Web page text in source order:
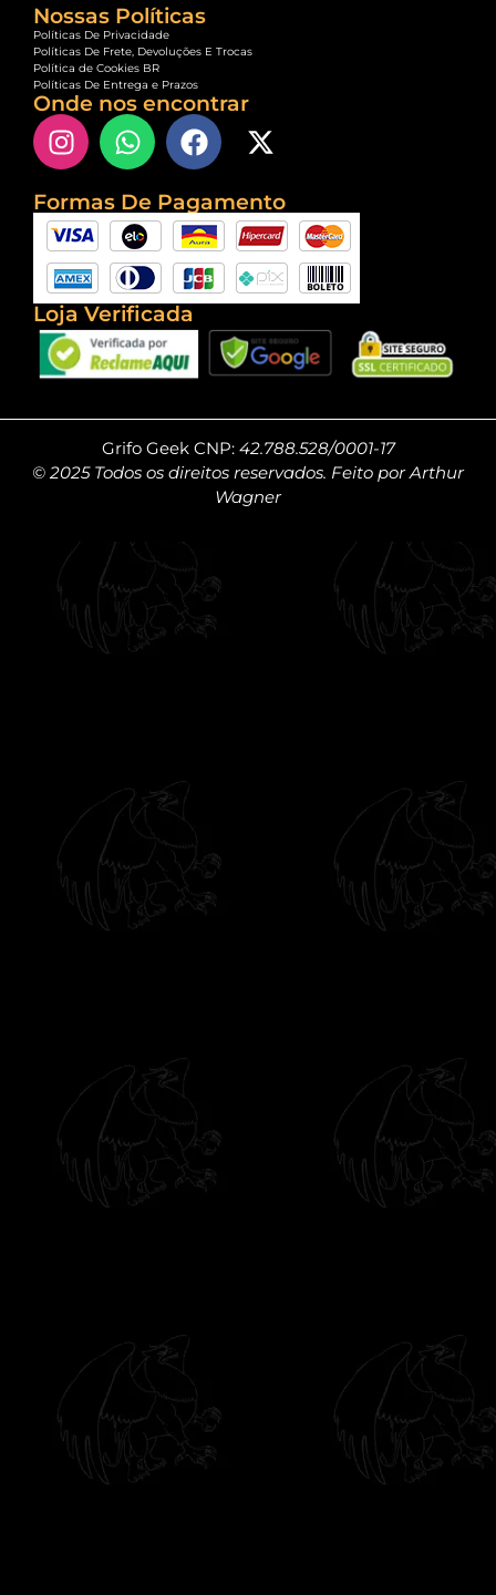
Nossas Políticas
Políticas De Privacidade
Políticas De Frete, Devoluções E Trocas
Política de Cookies BR
Políticas De Entrega e Prazos
Onde nos encontrar
Formas De Pagamento
Loja Verificada
Grifo Geek CNP: 42.788.528/0001-17
© 2025 Todos os direitos reservados. Feito por Arthur
Wagner